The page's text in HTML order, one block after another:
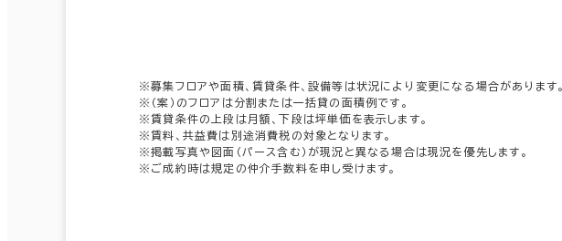
※募集フロアや面積、賃貸条件、設備等は状況により変更になる場合があります。
※（案）のフロアは分割または一括貸の面積例です。
※賃貸条件の上段は月額、下段は坪単価を表示します。
※賃料、共益費は別途消費税の対象となります。
※掲載写真や図面（パース含む）が現況と異なる場合は現況を優先します。
※ご成約時は規定の仲介手数料を申し受けます。